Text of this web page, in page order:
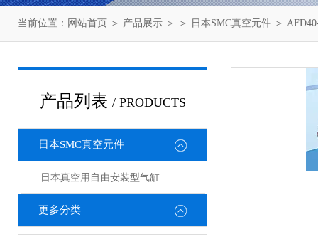
当前位置： 网站首页 ＞ 产品展示 ＞ ＞ 日本SMC真空元件 ＞
产品列表 / PRODUCTS
日本SMC真空元件
日本真空用自由安装型气缸
更多分类